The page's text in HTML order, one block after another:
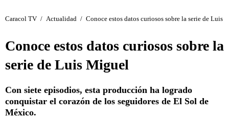
Caracol TV / Actualidad / Conoce estos datos curiosos sobre la serie de Luis
Conoce estos datos curiosos sobre la
serie de Luis Miguel
Con siete episodios, esta producción ha logrado
conquistar el corazón de los seguidores de El Sol de
México.